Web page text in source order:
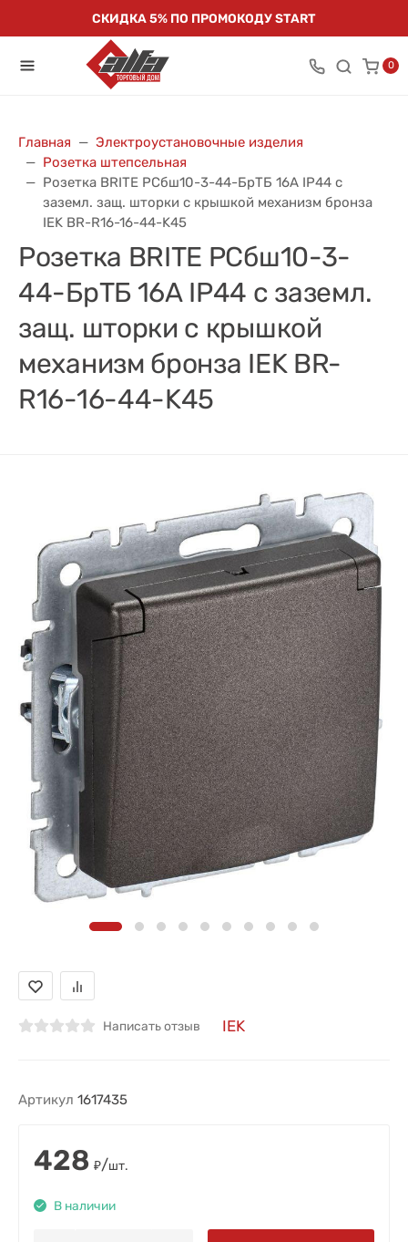
СКИДКА 5% ПО ПРОМОКОДУ START
0
Главная
Электроустановочные изделия
Розетка штепсельная
Розетка BRITE РСбш10-3-44-БрТБ 16А IP44 с
заземл. защ. шторки с крышкой механизм бронза
IEK BR-R16-16-44-K45
Розетка BRITE РСбш10-3-
44-БрТБ 16А IP44 с заземл.
защ. шторки с крышкой
механизм бронза IEK BR-
R16-16-44-K45
Написать отзыв IEK
Артикул 1617435
428 ₽/шт.
В наличии